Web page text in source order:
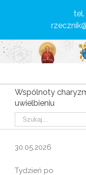
tel.
Wspólnoty
uwielbieniu
30.05.2026
Tydzień po